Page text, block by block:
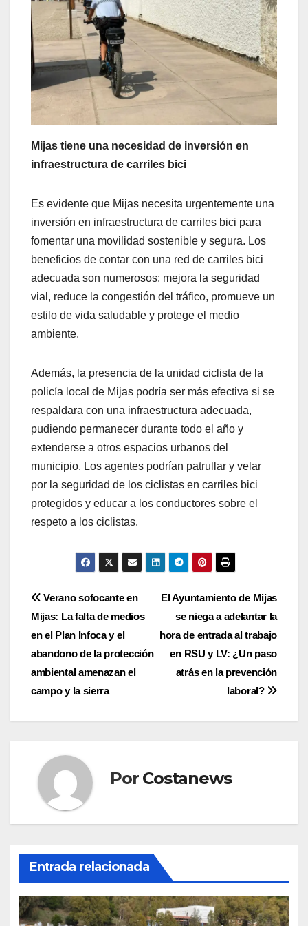
Mijas tiene una necesidad de inversión en
infraestructura de carriles bici
Es evidente que Mijas necesita urgentemente una
inversión en infraestructura de carriles bici para
fomentar una movilidad sostenible y segura. Los
beneficios de contar con una red de carriles bici
adecuada son numerosos: mejora la seguridad
vial, reduce la congestión del tráfico, promueve un
estilo de vida saludable y protege el medio
ambiente.
Además, la presencia de la unidad ciclista de la
policía local de Mijas podría ser más efectiva si se
respaldara con una infraestructura adecuada,
pudiendo permanecer durante todo el año y
extenderse a otros espacios urbanos del
municipio. Los agentes podrían patrullar y velar
por la seguridad de los ciclistas en carriles bici
protegidos y educar a los conductores sobre el
respeto a los ciclistas.
Navegación
de
entradas
El Ayuntamiento de Mijas
se niega a adelantar la
hora de entrada al trabajo
en RSU y LV: ¿Un paso
atrás en la prevención
laboral?
Verano sofocante en
Mijas: La falta de medios
en el Plan Infoca y el
abandono de la protección
ambiental amenazan el
campo y la sierra
Por Costanews
Entrada relacionada